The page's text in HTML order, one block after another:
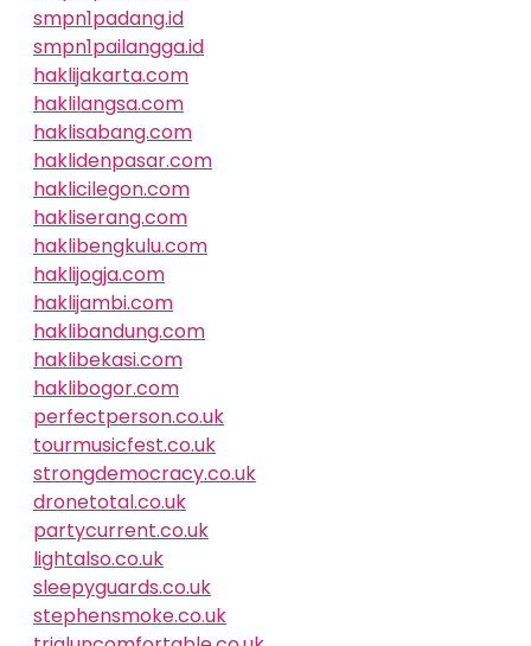
smpn1padang.id
smpn1pailangga.id
haklijakarta.com
haklilangsa.com
haklisabang.com
haklidenpasar.com
haklicilegon.com
hakliserang.com
haklibengkulu.com
haklijogja.com
haklijambi.com
haklibandung.com
haklibekasi.com
haklibogor.com
perfectperson.co.uk
tourmusicfest.co.uk
strongdemocracy.co.uk
dronetotal.co.uk
partycurrent.co.uk
lightalso.co.uk
sleepyguards.co.uk
stephensmoke.co.uk